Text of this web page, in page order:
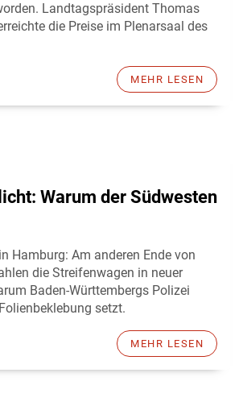
Landtagspräsident Thomas
die Preise im Plenarsaal des
MEHR LESEN
Warum der Südwesten
Hamburg: Am anderen Ende von
die Streifenwagen in neuer
Baden-Württembergs Polizei
setzt.
MEHR LESEN